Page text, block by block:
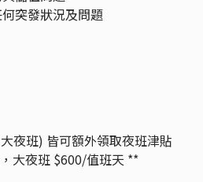
突發狀況及問題
夜班) 皆可額外領取夜班津貼
大夜班 $600/值班天 **